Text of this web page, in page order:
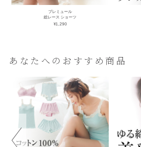
プレミュール
総レース ショーツ
¥1,290
あなたへのおすすめ商品